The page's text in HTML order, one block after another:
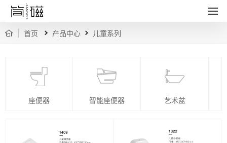
首页 产品中心 儿童系列
座便器 智能座便器 艺术盆